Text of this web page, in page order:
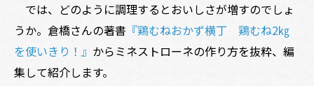
では、どのように調理するとおいしさが増すのでしょ
うか。倉橋さんの著書 『鶏むねおかず横丁 鶏むね2㎏
を使いきり！』 からミネストローネの作り方を抜粋、編
集して紹介します。